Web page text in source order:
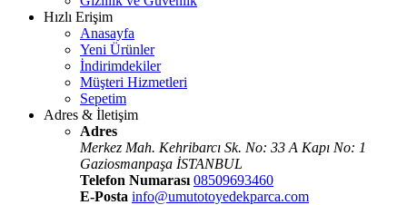
Hızlı Erişim
Anasayfa
Yeni Ürünler
İndirimdekiler
Müşteri Hizmetleri
Sepetim
Adres & İletişim
Adres
Merkez Mah. Kehribarcı Sk. No: 33 A Kapı No: 1
Gaziosmanpaşa İSTANBUL
Telefon Numarası 08509693460
E-Posta info@umutotoyedekparca.com